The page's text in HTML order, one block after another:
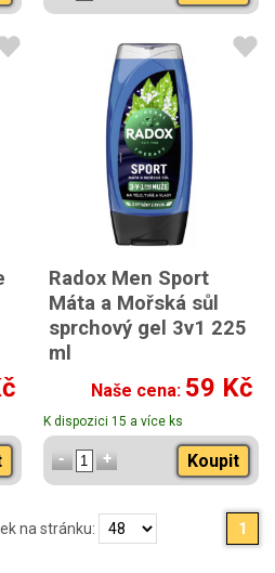
Radox Men Sport
Máta a Mořská sůl
sprchový gel 3v1 225
ml
Radox Men Sport Máta a
Mořská sůl sprchový gel
3v1 250 ml
Naše cena: 59 Kč
K dispozici 15 a více ks
Koupit
na stránku: 1